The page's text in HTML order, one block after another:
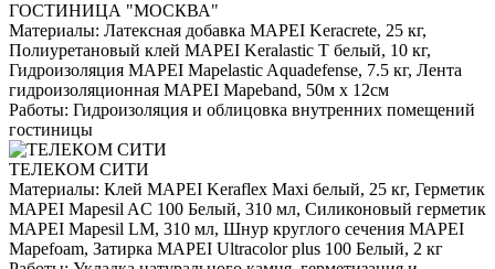
ГОСТИНИЦА "МОСКВА"
Материалы: Латексная добавка MAPEI Keracrete, 25 кг,
Полиуретановый клей MAPEI Keralastic T белый, 10 кг,
Гидроизоляция MAPEI Mapelastic Aquadefense, 7.5 кг, Лента
гидроизоляционная MAPEI Mapeband, 50м x 12см
Работы: Гидроизоляция и облицовка внутренних помещений
гостиницы
ТЕЛЕКОМ СИТИ
Материалы: Клей MAPEI Keraflex Maxi белый, 25 кг, Герметик
MAPEI Mapesil AC 100 Белый, 310 мл, Силиконовый герметик
MAPEI Mapesil LM, 310 мл, Шнур круглого сечения MAPEI
Mapefoam, Затирка MAPEI Ultracolor plus 100 Белый, 2 кг